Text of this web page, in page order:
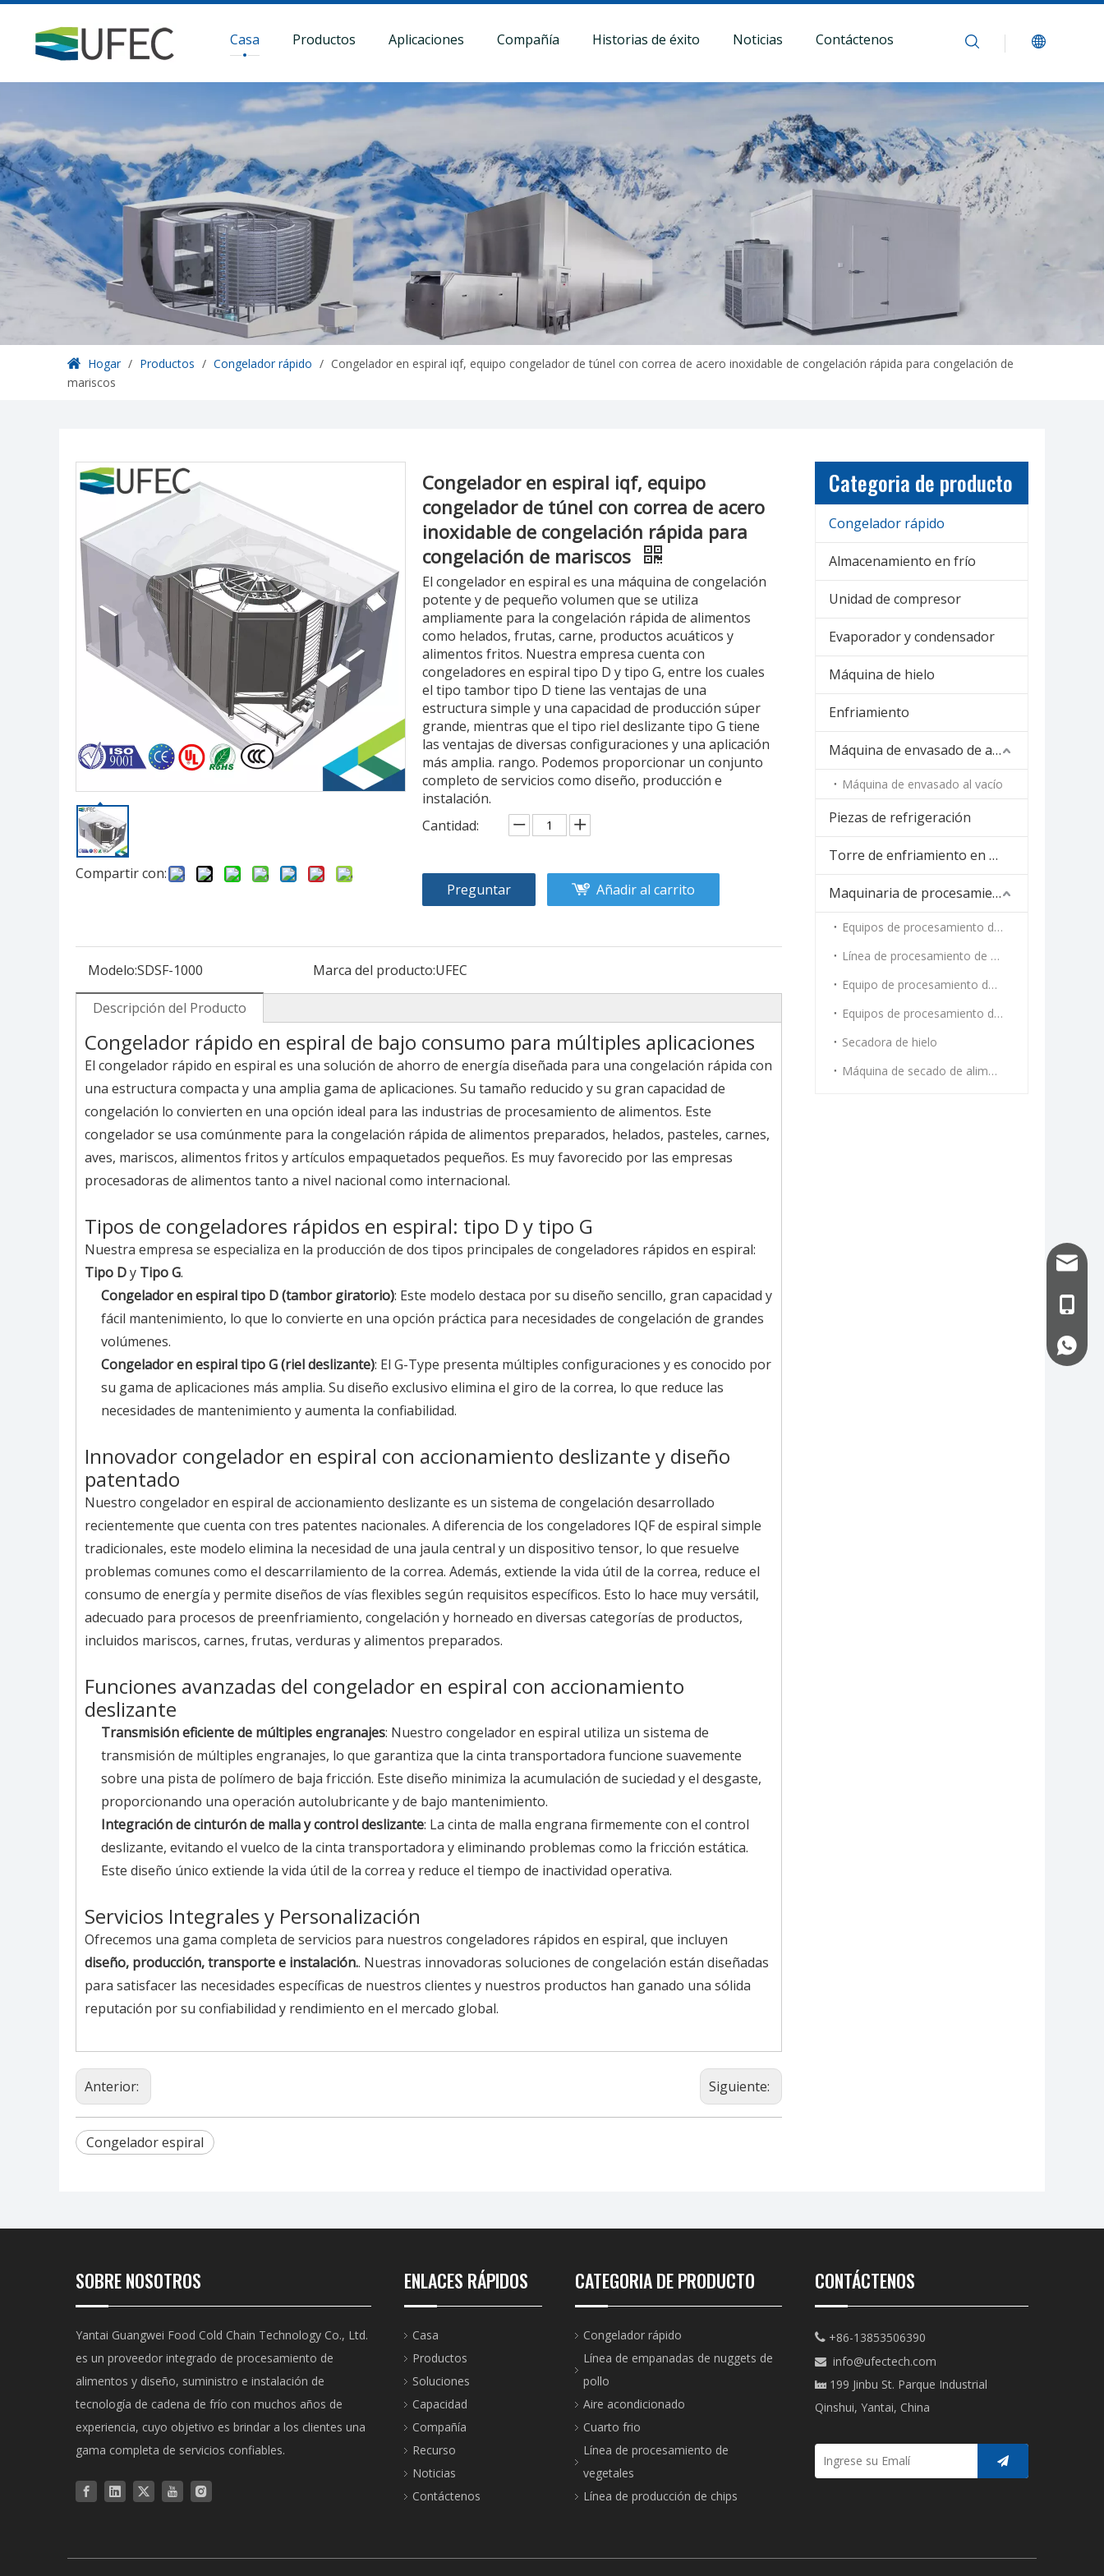
Casa Productos Aplicaciones Compañía Historias de éxito Noticias Contáctenos
Hogar / Productos / Congelador rápido / Congelador en espiral iqf, equipo congelador de túnel con correa de acero inoxidable de congelación rápida para congelación de
mariscos
Compartir con:
Congelador en espiral iqf, equipo
congelador de túnel con correa de acero
inoxidable de congelación rápida para
congelación de mariscos
El congelador en espiral es una máquina de congelación
potente y de pequeño volumen que se utiliza
ampliamente para la congelación rápida de alimentos
como helados, frutas, carne, productos acuáticos y
alimentos fritos. Nuestra empresa cuenta con
congeladores en espiral tipo D y tipo G, entre los cuales
el tipo tambor tipo D tiene las ventajas de una
estructura simple y una capacidad de producción súper
grande, mientras que el tipo riel deslizante tipo G tiene
las ventajas de diversas configuraciones y una aplicación
más amplia. rango. Podemos proporcionar un conjunto
completo de servicios como diseño, producción e
instalación.
Cantidad:
Preguntar Añadir al carrito
Modelo:SDSF-1000 Marca del producto:UFEC
Descripción del Producto
Congelador rápido en espiral de bajo consumo para múltiples aplicaciones
El congelador rápido en espiral es una solución de ahorro de energía diseñada para una congelación rápida con
una estructura compacta y una amplia gama de aplicaciones. Su tamaño reducido y su gran capacidad de
congelación lo convierten en una opción ideal para las industrias de procesamiento de alimentos. Este
congelador se usa comúnmente para la congelación rápida de alimentos preparados, helados, pasteles, carnes,
aves, mariscos, alimentos fritos y artículos empaquetados pequeños. Es muy favorecido por las empresas
procesadoras de alimentos tanto a nivel nacional como internacional.
Tipos de congeladores rápidos en espiral: tipo D y tipo G
Nuestra empresa se especializa en la producción de dos tipos principales de congeladores rápidos en espiral:
Tipo Dy Tipo G.
Congelador en espiral tipo D (tambor giratorio): Este modelo destaca por su diseño sencillo, gran capacidad y
fácil mantenimiento, lo que lo convierte en una opción práctica para necesidades de congelación de grandes
volúmenes.
Congelador en espiral tipo G (riel deslizante): El G-Type presenta múltiples configuraciones y es conocido por
su gama de aplicaciones más amplia. Su diseño exclusivo elimina el giro de la correa, lo que reduce las
necesidades de mantenimiento y aumenta la confiabilidad.
Innovador congelador en espiral con accionamiento deslizante y diseño
patentado
Nuestro congelador en espiral de accionamiento deslizante es un sistema de congelación desarrollado
recientemente que cuenta con tres patentes nacionales. A diferencia de los congeladores IQF de espiral simple
tradicionales, este modelo elimina la necesidad de una jaula central y un dispositivo tensor, lo que resuelve
problemas comunes como el descarrilamiento de la correa. Además, extiende la vida útil de la correa, reduce el
consumo de energía y permite diseños de vías flexibles según requisitos específicos. Esto lo hace muy versátil,
adecuado para procesos de preenfriamiento, congelación y horneado en diversas categorías de productos,
incluidos mariscos, carnes, frutas, verduras y alimentos preparados.
Funciones avanzadas del congelador en espiral con accionamiento
deslizante
Transmisión eficiente de múltiples engranajes: Nuestro congelador en espiral utiliza un sistema de
transmisión de múltiples engranajes, lo que garantiza que la cinta transportadora funcione suavemente
sobre una pista de polímero de baja fricción. Este diseño minimiza la acumulación de suciedad y el desgaste,
proporcionando una operación autolubricante y de bajo mantenimiento.
Integración de cinturón de malla y control deslizante: La cinta de malla engrana firmemente con el control
deslizante, evitando el vuelco de la cinta transportadora y eliminando problemas como la fricción estática.
Este diseño único extiende la vida útil de la correa y reduce el tiempo de inactividad operativa.
Servicios Integrales y Personalización
Ofrecemos una gama completa de servicios para nuestros congeladores rápidos en espiral, que incluyen
diseño, producción, transporte e instalación.. Nuestras innovadoras soluciones de congelación están diseñadas
para satisfacer las necesidades específicas de nuestros clientes y nuestros productos han ganado una sólida
reputación por su confiabilidad y rendimiento en el mercado global.
Anterior: Siguiente:
Congelador espiral
Categoria de producto
Congelador rápido
Almacenamiento en frío
Unidad de compresor
Evaporador y condensador
Máquina de hielo
Enfriamiento
Máquina de envasado de alimentos
Máquina de envasado al vacío
Piezas de refrigeración
Torre de enfriamiento en espiral
Maquinaria de procesamiento de alimentos
Equipos de procesamiento de carne
Línea de procesamiento de vegetales
Equipo de procesamiento de mariscos
Equipos de procesamiento de cocción al vapor y tostado
Secadora de hielo
Máquina de secado de alimentos
SOBRE NOSOTROS
Yantai Guangwei Food Cold Chain Technology Co., Ltd.
es un proveedor integrado de procesamiento de
alimentos y diseño, suministro e instalación de
tecnología de cadena de frío con muchos años de
experiencia, cuyo objetivo es brindar a los clientes una
gama completa de servicios confiables.
ENLACES RÁPIDOS
Casa
Productos
Soluciones
Capacidad
Compañía
Recurso
Noticias
Contáctenos
CATEGORIA DE PRODUCTO
Congelador rápido
Línea de empanadas de nuggets de
pollo
Aire acondicionado
Cuarto frio
Línea de procesamiento de
vegetales
Línea de producción de chips
CONTÁCTENOS
 +86-13853506390
 info@ufectech.com
 199 Jinbu St. Parque Industrial
Qinshui, Yantai, China
+86-